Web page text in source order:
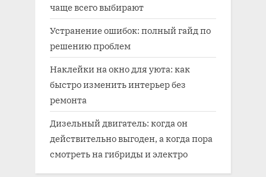
чаще всего выбирают
Устранение ошибок: полный гайд по
решению проблем
Наклейки на окно для уюта: как
быстро изменить интерьер без
ремонта
Дизельный двигатель: когда он
действительно выгоден, а когда пора
смотреть на гибриды и электро